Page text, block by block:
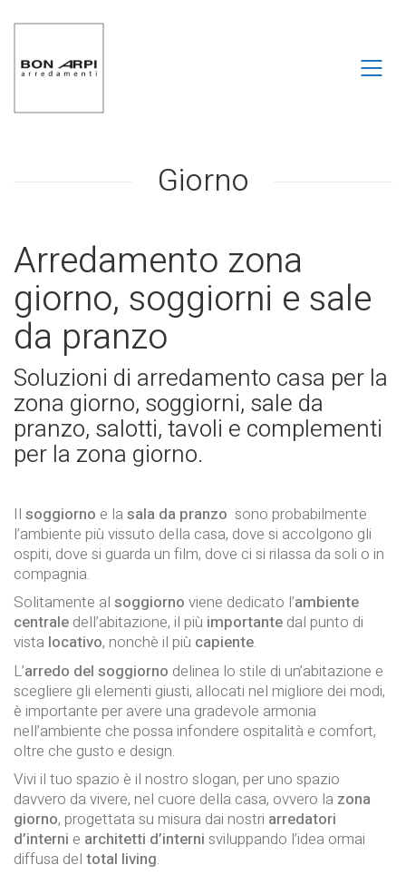
Giorno
Arredamento zona
giorno, soggiorni e sale
da pranzo
Soluzioni di arredamento casa per la
zona giorno, soggiorni, sale da
pranzo, salotti, tavoli e complementi
per la zona giorno.
Il soggiorno e la sala da pranzo sono probabilmente
l’ambiente più vissuto della casa, dove si accolgono gli
ospiti, dove si guarda un film, dove ci si rilassa da soli o in
compagnia.
Solitamente al soggiorno viene dedicato l’ambiente
centrale dell’abitazione, il più importante dal punto di
vista locativo, nonchè il più capiente.
L’arredo del soggiorno delinea lo stile di un’abitazione e
scegliere gli elementi giusti, allocati nel migliore dei modi,
è importante per avere una gradevole armonia
nell’ambiente che possa infondere ospitalità e comfort,
oltre che gusto e design.
Vivi il tuo spazio è il nostro slogan, per uno spazio
davvero da vivere, nel cuore della casa, ovvero la zona
giorno, progettata su misura dai nostri arredatori
d’interni e architetti d’interni sviluppando l’idea ormai
diffusa del total living.